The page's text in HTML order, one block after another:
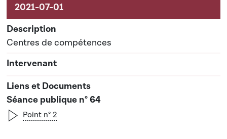
Centres de compétences
Séance publique n° 64
Point n° 2